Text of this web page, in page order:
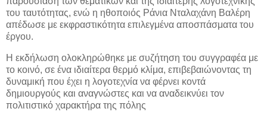
του ταυτότητας, ενώ η ηθοποιός Ράνια Νταλαχάνη Βαλέρη
απέδωσε με εκφραστικότητα επιλεγμένα αποσπάσματα του
έργου.
Η εκδήλωση ολοκληρώθηκε με συζήτηση του συγγραφέα με
το κοινό, σε ένα ιδιαίτερα θερμό κλίμα, επιβεβαιώνοντας τη
δυναμική που έχει η λογοτεχνία να φέρνει κοντά
δημιουργούς και αναγνώστες και να αναδεικνύει τον
πολιτιστικό χαρακτήρα της πόλης